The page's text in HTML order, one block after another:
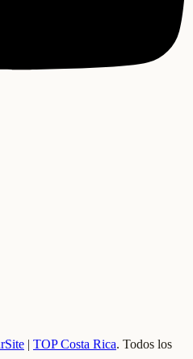
| TOP Costa Rica. Todos los